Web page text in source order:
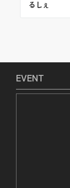
るしぇ
EVENT